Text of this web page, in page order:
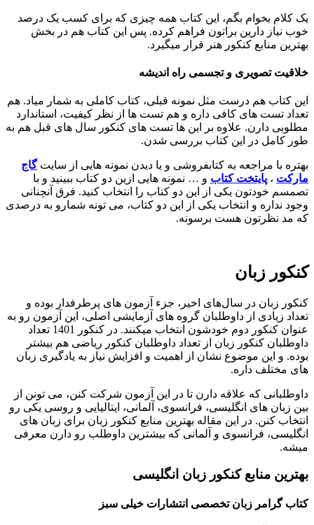
یک کلام بخوام بگم، این کتاب همه چیزی که برای کسب یک درصد
خوب نیاز دارین براتون فراهم کرده. پس این کتاب هم در بخش
بهترین منابع کنکور هنر قرار میگیرد.
خلاقیت تصویری و تجسمی راه اندیشه
این کتاب هم درست مثل نمونه قبلی، کتاب کاملی به شمار میاد. هم
تعداد تست های کافی داره و هم تست ها از نظر کیفیت، استاندارد
مطلوبی دارن. علاوه بر این ها تست های کنکور سال های قبل هم به
طور کامل در این کتاب بررسی شدن.
بهتره با مراجعه به کتابفروشی و یا دیدن نمونه هایی از سایتگاج
مارکت ، پایتخت کتاب و … نمونه هایی ازین دو کتاب ببینید و با
تصمسم خودتون یکی از این دو کتاب را انتخاب کنید. فرق آنچنانی
وجود نداره و انتخاب یکی از این دو کتاب، می تونه شمارو به درصدی
که مد نظرتون هست برسونه.
کنکور زبان
کنکور زبان در سال‌های اخیر، جزء آزمون ‌های پرطرفدار بوده و
تعداد زیادی از داوطلبان گروه‌ های آزمایشی اصلی، این آزمون رو به‌
عنوان کنکور دوم خودشون انتخاب میکنند. در کنکور 1401 تعداد
داوطلبان کنکور زبان از تعداد داوطلبان کنکور ریاضی هم بیشتر
بوده. و این موضوع نشان از اهمیت و افزایش نیاز به یادگیری زبان
های مختلف داره.
داوطلبانی که علاقه دارن تا در این آزمون شرکت کنن، می تونن از
بین زبان ‌های انگلیسی، فرانسوی، آلمانی، ایتالیایی و روسی یکی رو
انتخاب کنن. در این مقاله بهترین منابع کنکور زبان برای زبان های
انگلیسی، فرانسوی و آلمانی که بیشترین داوطلب رو دارن معرفی
میشه.
بهترین منابع کنکور زبان انگلیسی
کتاب گرامر زبان تخصصی انتشارات خیلی سبز